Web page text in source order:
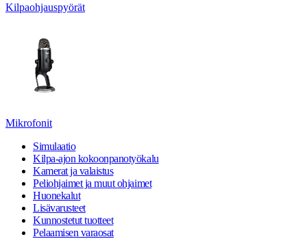
Kilpaohjauspyörät
Mikrofonit
Simulaatio
Kilpa-ajon kokoonpanotyökalu
Kamerat ja valaistus
Peliohjaimet ja muut ohjaimet
Huonekalut
Lisävarusteet
Kunnostetut tuotteet
Pelaamisen varaosat